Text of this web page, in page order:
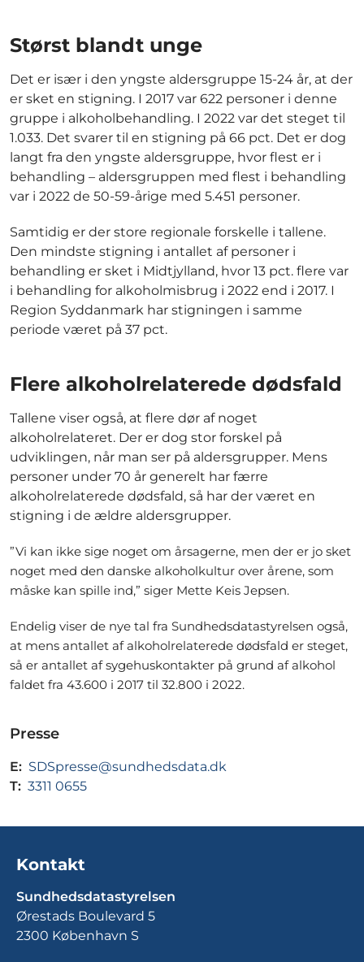
Størst blandt unge
Det er især i den yngste aldersgruppe 15-24 år, at der
er sket en stigning. I 2017 var 622 personer i denne
gruppe i alkoholbehandling. I 2022 var det steget til
1.033. Det svarer til en stigning på 66 pct. Det er dog
langt fra den yngste aldersgruppe, hvor flest er i
behandling – aldersgruppen med flest i behandling
var i 2022 de 50-59-årige med 5.451 personer.
Samtidig er der store regionale forskelle i tallene.
Den mindste stigning i antallet af personer i
behandling er sket i Midtjylland, hvor 13 pct. flere var
i behandling for alkoholmisbrug i 2022 end i 2017. I
Region Syddanmark har stigningen i samme
periode været på 37 pct.
Flere alkoholrelaterede dødsfald
Tallene viser også, at flere dør af noget
alkoholrelateret. Der er dog stor forskel på
udviklingen, når man ser på aldersgrupper. Mens
personer under 70 år generelt har færre
alkoholrelaterede dødsfald, så har der været en
stigning i de ældre aldersgrupper.
”Vi kan ikke sige noget om årsagerne, men der er jo sket
noget med den danske alkoholkultur over årene, som
måske kan spille ind,” siger Mette Keis Jepsen.
Endelig viser de nye tal fra Sundhedsdatastyrelsen også,
at mens antallet af alkoholrelaterede dødsfald er steget,
så er antallet af sygehuskontakter på grund af alkohol
faldet fra 43.600 i 2017 til 32.800 i 2022.
Presse
E: SDSpresse@sundhedsdata.dk
T: 3311 0655
Kontakt
Sundhedsdatastyrelsen
Ørestads Boulevard 5
2300 København S